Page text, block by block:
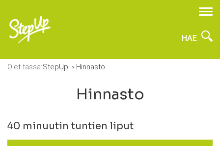
HAE
Olet tässä:StepUp Hinnasto
Hinnasto
40 minuutin tuntien liput